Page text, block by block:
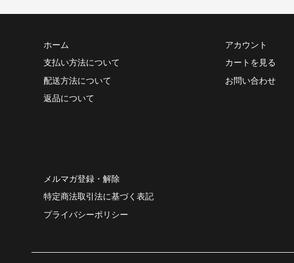
ホーム
支払い方法について
配送方法について
返品について
アカウント
カートを見る
お問い合わせ
メルマガ登録・解除
特定商法取引法に基づく表記
プライバシーポリシー